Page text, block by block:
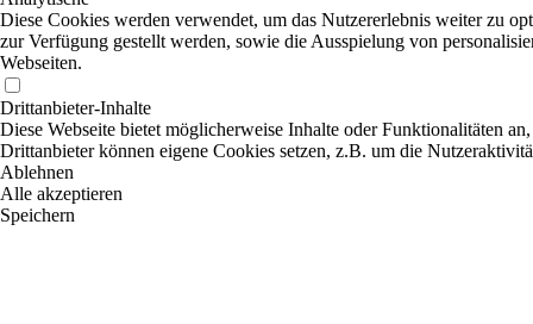
Diese Cookies werden verwendet, um das Nutzererlebnis weiter zu
zur Verfügung gestellt werden, sowie die Ausspielung von
Webseiten.
Drittanbieter-Inhalte
Diese Webseite bietet möglicherweise Inhalte oder Funktionalitäten
Drittanbieter können eigene Cookies setzen, z.B. um die
Ablehnen
Alle akzeptieren
Speichern